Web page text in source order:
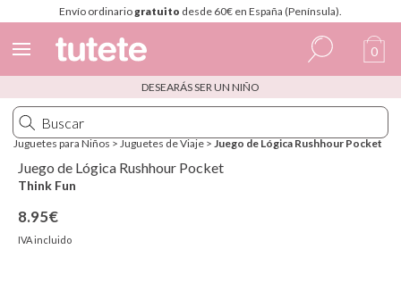
Envío ordinariogratuito desde 60€ en España (Península).
Español
Italiano
Inglés
0
DESEARÁS SER UN NIÑO
Juguetes para Niños > Juguetes de Viaje > Juego de Lógica Rushhour Pocket
Juego de Lógica Rushhour Pocket
Think Fun
8.95€
IVA incluido